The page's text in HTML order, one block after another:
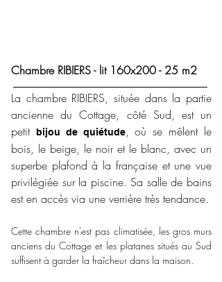
Chambre RIBIERS - lit 160x200 - 25 m2
La chambre RIBIERS, située dans la partie
ancienne du Cottage, côté Sud, est un
petit bijou de quiétude, où se mêlent le
bois, le beige, le noir et le blanc, avec un
superbe plafond à la française et une vue
privilégiée sur la piscine. Sa salle de bains
est en accès via une verrière très tendance.
Cette chambre n'est pas climatisée, les gros murs
anciens du Cottage et les platanes situés au Sud
suffisent à garder la fraîcheur dans la maison.